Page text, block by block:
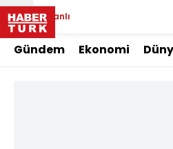
Canlı
Gündem Ekonomi